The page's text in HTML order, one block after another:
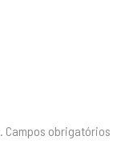
Campos obrigatórios